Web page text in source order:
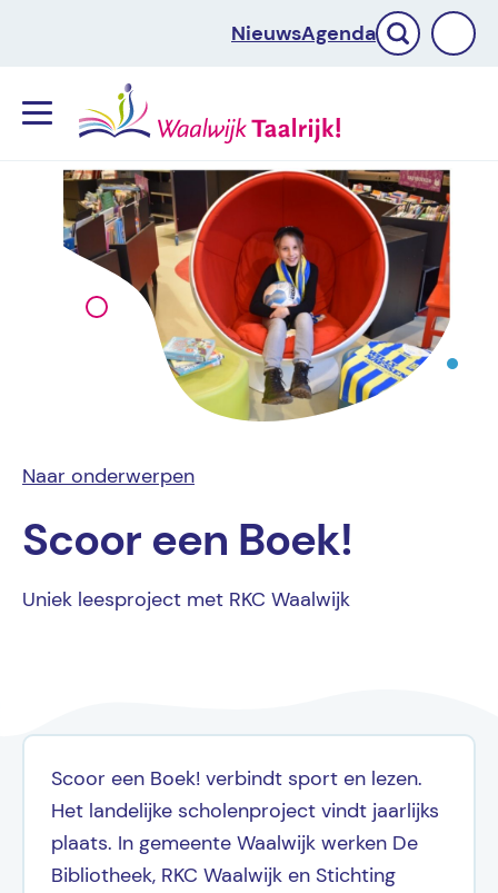
NieuwsAgenda
Menu
Naar onderwerpen
Scoor een Boek!
Uniek leesproject met RKC Waalwijk
Scoor een Boek! verbindt sport en lezen.
Het landelijke scholenproject vindt jaarlijks
plaats. In gemeente Waalwijk werken De
Bibliotheek, RKC Waalwijk en Stichting